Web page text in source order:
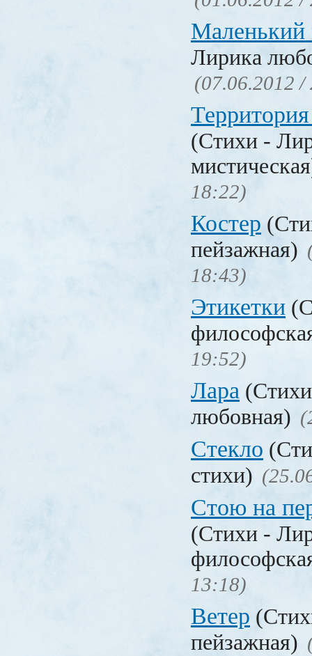
Маленький
Лирика
(07.06.2012 /
(Стихи -
18:22)
Костер
пейзажная)
18:43)
Этикетки
19:52)
Лара
любовная)
Стекло
стихи)
Стою на
(Стихи -
13:18)
Ветер
пейзажная)